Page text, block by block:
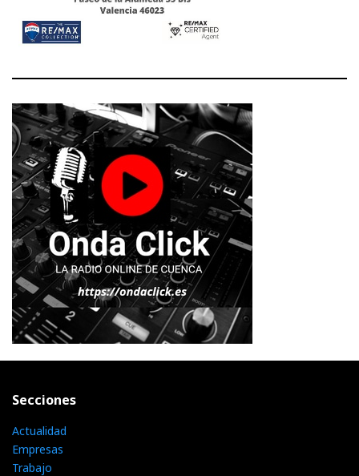
Secciones
Actualidad
Empresas
Trabajo